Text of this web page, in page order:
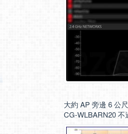
大約 AP 旁邊 6 公
CG-WLBARN20 不